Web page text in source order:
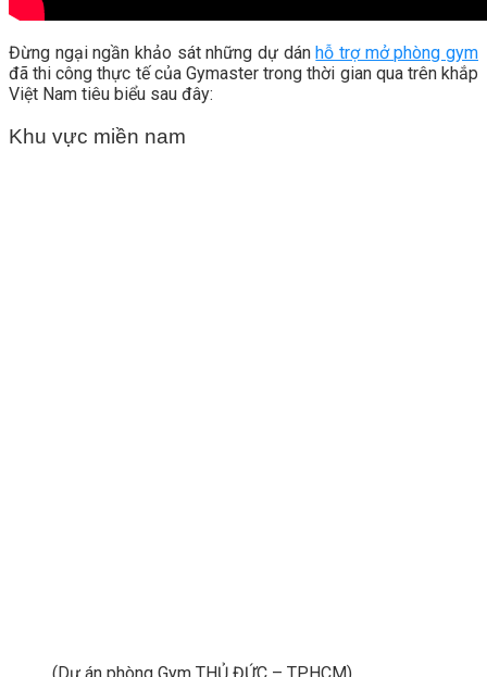
Đừng ngại ngần khảo sát những dự dán hỗ trợ mở phòng gym
đã thi công thực tế của Gymaster trong thời gian qua trên khắp
Việt Nam tiêu biểu sau đây:
Khu vực miền nam